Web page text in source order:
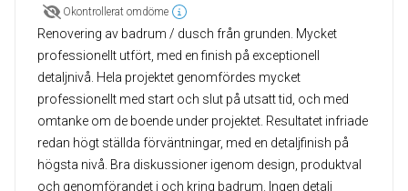
Okontrollerat omdöme
Renovering av badrum / dusch från grunden. Mycket
professionellt utfört, med en finish på exceptionell
detaljnivå. Hela projektet genomfördes mycket
professionellt med start och slut på utsatt tid, och med
omtanke om de boende under projektet. Resultatet infriade
redan högt ställda förväntningar, med en detaljfinish på
högsta nivå. Bra diskussioner igenom design, produktval
och genomförandet i och kring badrum. Ingen detalj